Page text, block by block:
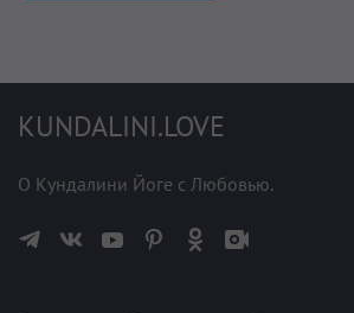
KUNDALINI.LOVE
О Кундалини Йоге с Любовью.